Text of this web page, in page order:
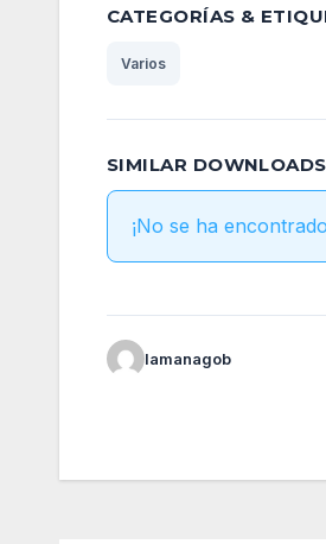
CATEGORÍAS &
Varios
SIMILAR DOWNLOADS
¡No se ha
lamanagob